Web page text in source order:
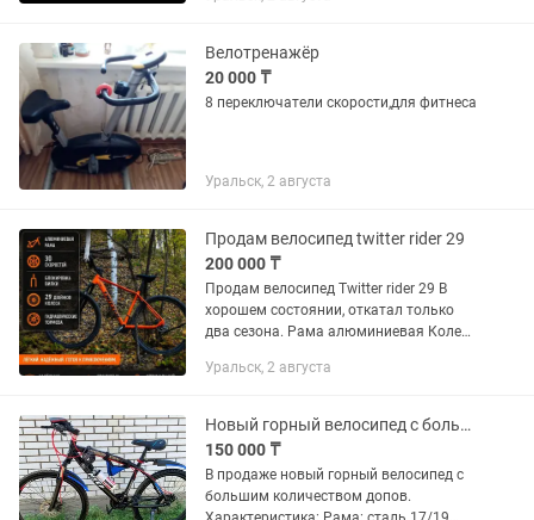
Велотренажёр
20 000 ₸
8 переключатели скорости,для фитнеса
Уральск, 2 августа
Продам велосипед twitter rider 29
200 000 ₸
Продам велосипед Twitter rider 29 В
хорошем состоянии, откатал только
два сезона. Рама алюминиевая Колеса
исправно Отдам еще аксессуары
Уральск, 2 августа
Новый горный велосипед с большим количеством допов
150 000 ₸
В продаже новый горный велосипед с
большим количеством допов.